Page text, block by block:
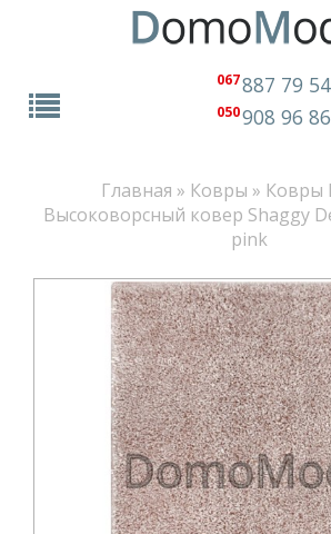
067887 79 54
050908 96 86
Главная » Ковры » Ковры
Высоковорсный ковер Shaggy
pink